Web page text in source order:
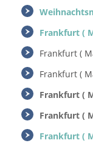
Frankfurt (
Frankfurt (
Frankfurt (
Frankfurt (
Frankfurt (
Frankfurt (